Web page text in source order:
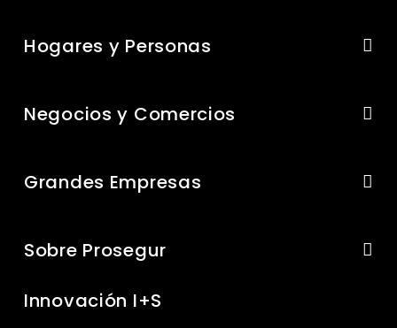
Hogares y Personas
Negocios y Comercios
Grandes Empresas
Sobre Prosegur
Innovación I+S